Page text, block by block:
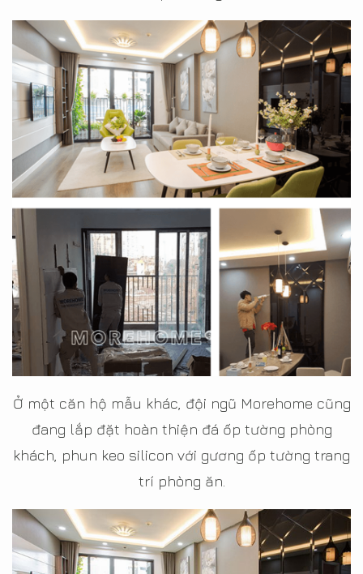
Ở một căn hộ mẫu khác, đội ngũ Morehome cũng
đang lắp đặt hoàn thiện đá ốp tường phòng
khách, phun keo silicon với gương ốp tường trang
trí phòng ăn.